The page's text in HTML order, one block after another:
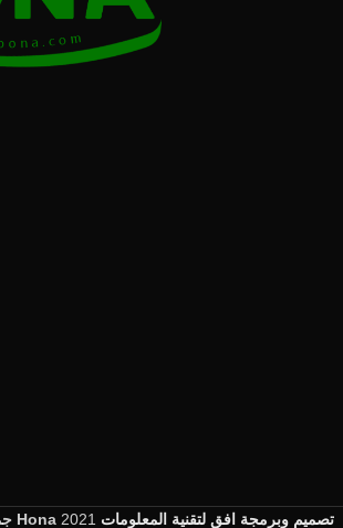
جميع الحقوق محفوظة لـ Hona 2021 تصميم وبرمجة افق لتقنية المعلومات